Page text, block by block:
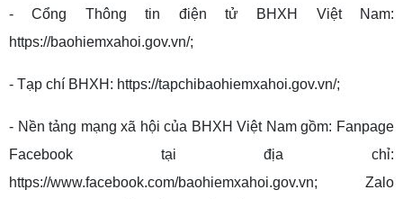
- Cổng Thông tin điện tử BHXH Việt Nam:
https://baohiemxahoi.gov.vn/;
- Tạp chí BHXH: https://tapchibaohiemxahoi.gov.vn/;
- Nền tảng mạng xã hội của BHXH Việt Nam gồm: Fanpage
Facebook tại địa chỉ:
https://www.facebook.com/baohiemxahoi.gov.vn; Zalo